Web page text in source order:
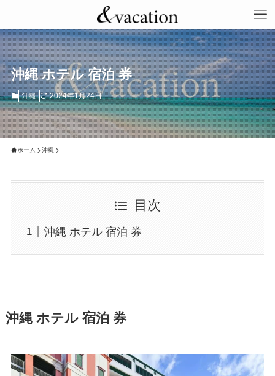
沖縄 ホテル 宿泊 券
沖縄 2024年1月24日
ホーム 沖縄
目次
沖縄 ホテル 宿泊 券
沖縄 ホテル 宿泊 券